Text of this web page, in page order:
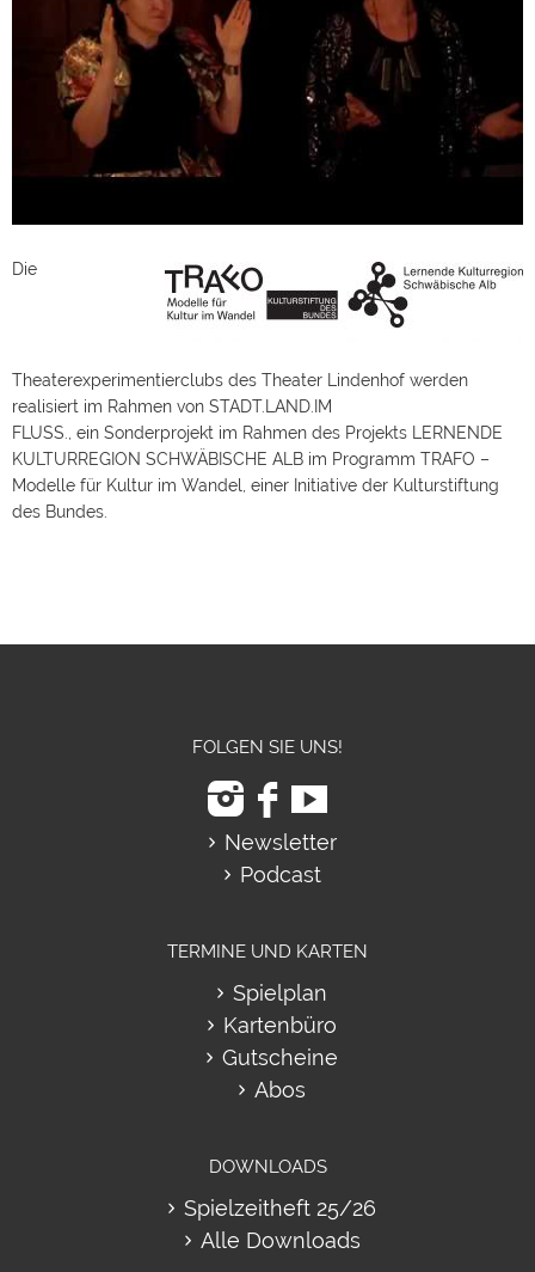
realisiert im Rahmen von STADT.LAND.IM
FLUSS., ein Sonderprojekt im Rahmen des Projekts LERNENDE
KULTURREGION SCHWÄBISCHE ALB im Programm TRAFO –
Modelle für Kultur im Wandel, einer Initiative der Kulturstiftung
des Bundes.
Newsletter
Podcast
Spielplan
Kartenbüro
Gutscheine
Abos
Spielzeitheft 25/26
Alle Downloads